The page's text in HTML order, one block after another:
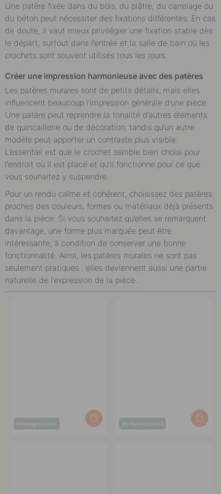
Une patère fixée dans du bois, du plâtre, du carrelage ou
du béton peut nécessiter des fixations différentes. En cas
de doute, il vaut mieux privilégier une fixation stable dès
le départ, surtout dans l’entrée et la salle de bain où les
crochets sont souvent utilisés tous les jours.
Créer une impression harmonieuse avec des patères
Les patères murales sont de petits détails, mais elles
influencent beaucoup l’impression générale d’une pièce.
Une patère peut reprendre la tonalité d’autres éléments
de quincaillerie ou de décoration, tandis qu’un autre
modèle peut apporter un contraste plus visible.
L’essentiel est que le crochet semble bien choisi pour
l’endroit où il est placé et qu’il fonctionne pour ce que
vous souhaitez y suspendre.
Pour un rendu calme et cohérent, choisissez des patères
proches des couleurs, formes ou matériaux déjà présents
dans la pièce. Si vous souhaitez qu’elles se remarquent
davantage, une forme plus marquée peut être
intéressante, à condition de conserver une bonne
fonctionnalité. Ainsi, les patères murales ne sont pas
seulement pratiques : elles deviennent aussi une partie
naturelle de l’expression de la pièce.
Post
@matogmarmor
Post
@villaljungslund